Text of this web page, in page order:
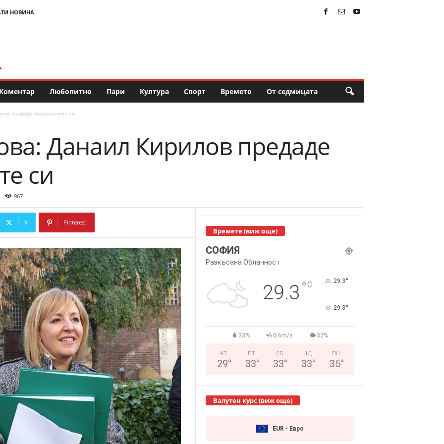
НОВИНА
Коментар Любопитно Пари Култура Спорт Времето От седмицата
предаде избирателите си
Данаил Кирилов предаде
си
967
X Pinterest
Времете (виж още)
СОФИЯ
Разкъсана Облачност
29.3 °C 29.3°
29.3°
33% 0.6m/s 32%
ЧТ
29°
ПТ
33°
СБ
33°
НД
33°
ПН
35°
Валутен курс (виж още)
EUR - Евро